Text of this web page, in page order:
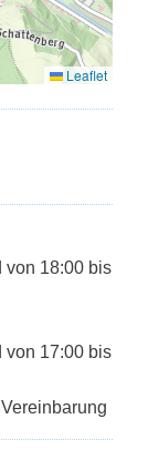
von 18:00 bis
von 17:00 bis